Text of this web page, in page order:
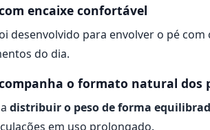
encaixe confortável
desenvolvido para envolver o pé
do dia.
o formato natural dos
distribuir o peso de forma
em uso prolongado.